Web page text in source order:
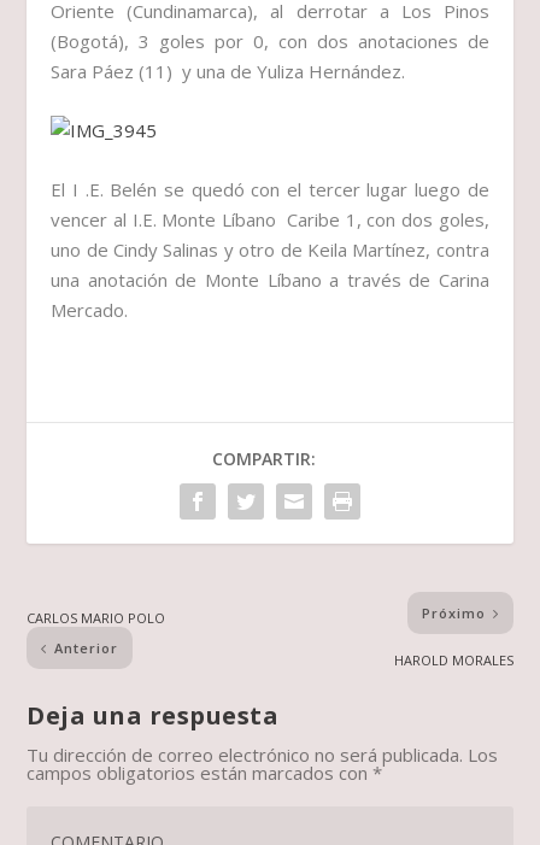
Oriente (Cundinamarca), al derrotar a Los Pinos
(Bogotá),3 goles por 0, con dos anotaciones de
Sara Páez (11)y una deYuliza Hernández.
El I .E. Belén se quedó con el tercer lugar luego de
vencer al I.E. Monte Líbano Caribe 1, con dos goles,
uno de Cindy Salinas y otro de Keila Martínez, contra
una anotación de Monte Líbano a través de Carina
Mercado.
COMPARTIR:
CARLOS MARIO POLO
Anterior
Próximo
HAROLD MORALES
Deja una respuesta
Tu dirección de correo electrónico no será publicada. Los
campos obligatorios están marcados con*